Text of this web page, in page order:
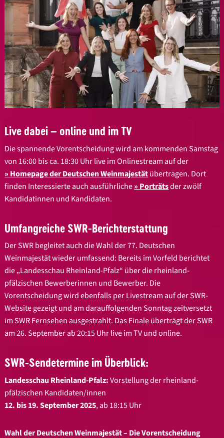
Live dabei – online und im TV
Die spannende Vorentscheidung wird am kommenden Samstag
von 16:00 bis ca. 18:30 Uhr live im Onlinestream auf der
Homepage der Deutschen Weinmajestätübertragen. Dort
finden Interessierte auch ausführliche
Porträtsder zwölf
Kandidatinnen und Kandidaten.
Umfangreiche SWR-Berichterstattung
Der SWR begleitet auch die Wahl der 77. Deutschen
Weinmajestät wieder umfassend: Bereits im Vorfeld berichtet
die „Landesschau Rheinland-Pfalz“ über die rheinland-
pfälzischen Bewerberinnen und Bewerber. Die
Vorentscheidung wird ebenfalls per Livestream auf der SWR-
Website gezeigt und am darauffolgenden Sonntag zeitversetzt
im SWR Fernsehen ausgestrahlt. Das Finale überträgt der SWR
am 26. September ab 20:15 Uhr live im TV und online.
SWR-Sendetermine im Überblick:
Landesschau Rheinland-Pfalz:Vorstellung der rheinland-
pfälzischen Kandidaten/innen
12. bis 19. September 2025, ab 18:15 Uhr
Wahl der Deutschen Weinmajestät – Die Vorentscheidung